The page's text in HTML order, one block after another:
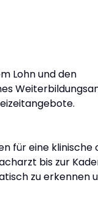
Lohn und den
für eine klinische
bis zur
zu erkennen